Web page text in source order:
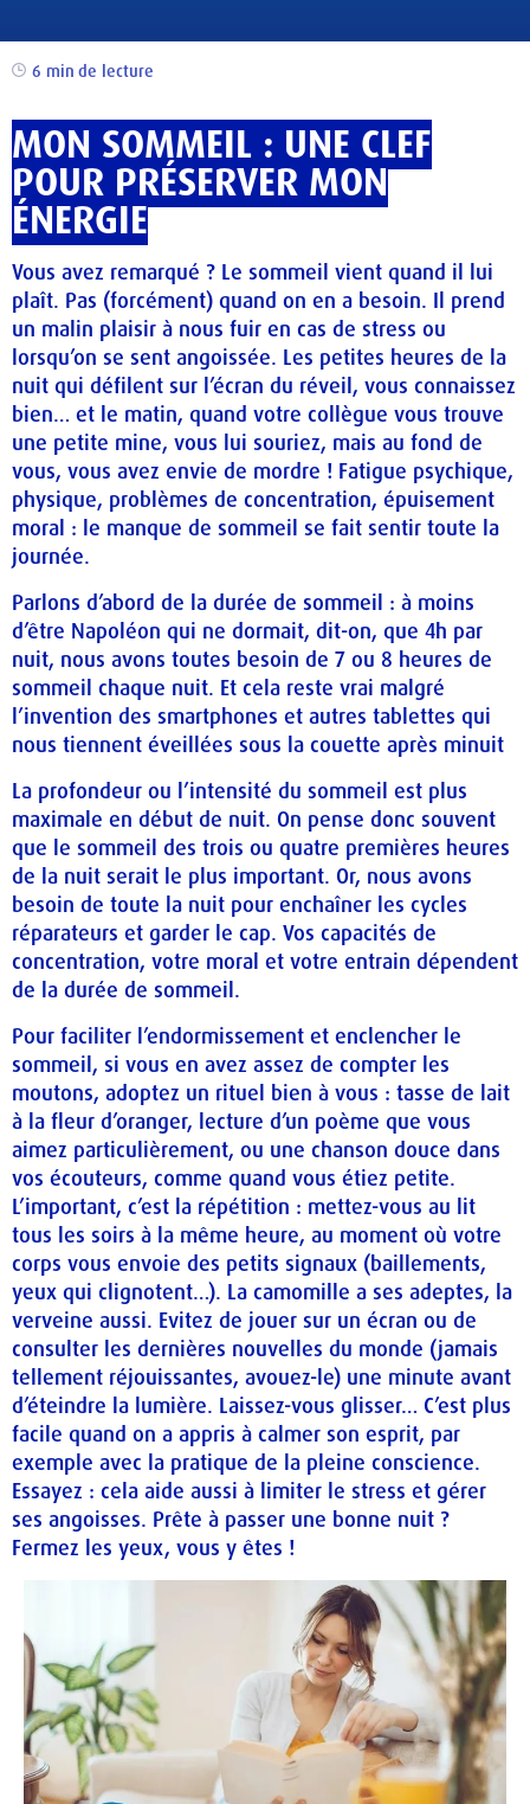
6 min de lecture
MON SOMMEIL : UNE CLEF
POUR PRÉSERVER MON
ÉNERGIE
Vous avez remarqué ? Le sommeil vient quand il lui
plaît. Pas (forcément) quand on en a besoin. Il prend
un malin plaisir à nous fuir en cas de stress ou
lorsqu’on se sent angoissée. Les petites heures de la
nuit qui défilent sur l’écran du réveil, vous connaissez
bien… et le matin, quand votre collègue vous trouve
une petite mine, vous lui souriez, mais au fond de
vous, vous avez envie de mordre ! Fatigue psychique,
physique, problèmes de concentration, épuisement
moral : le manque de sommeil se fait sentir toute la
journée.
Parlons d’abord de la durée de sommeil : à moins
d’être Napoléon qui ne dormait, dit-on, que 4h par
nuit, nous avons toutes besoin de 7 ou 8 heures de
sommeil chaque nuit. Et cela reste vrai malgré
l’invention des smartphones et autres tablettes qui
nous tiennent éveillées sous la couette après minuit
La profondeur ou l’intensité du sommeil est plus
maximale en début de nuit. On pense donc souvent
que le sommeil des trois ou quatre premières heures
de la nuit serait le plus important. Or, nous avons
besoin de toute la nuit pour enchaîner les cycles
réparateurs et garder le cap. Vos capacités de
concentration, votre moral et votre entrain dépendent
de la durée de sommeil.
Pour faciliter l’endormissement et enclencher le
sommeil, si vous en avez assez de compter les
moutons, adoptez un rituel bien à vous : tasse de lait
à la fleur d’oranger, lecture d’un poème que vous
aimez particulièrement, ou une chanson douce dans
vos écouteurs, comme quand vous étiez petite.
L’important, c’est la répétition : mettez-vous au lit
tous les soirs à la même heure, au moment où votre
corps vous envoie des petits signaux (baillements,
yeux qui clignotent…). La camomille a ses adeptes, la
verveine aussi. Evitez de jouer sur un écran ou de
consulter les dernières nouvelles du monde (jamais
tellement réjouissantes, avouez-le) une minute avant
d’éteindre la lumière. Laissez-vous glisser… C’est plus
facile quand on a appris à calmer son esprit, par
exemple avec la pratique de la pleine conscience.
Essayez : cela aide aussi à limiter le stress et gérer
ses angoisses. Prête à passer une bonne nuit ?
Fermez les yeux, vous y êtes !